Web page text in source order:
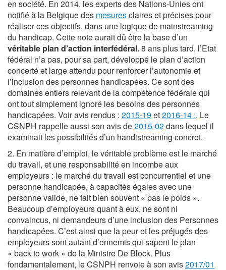
en société. En 2014, les experts des Nations-Unies ont
notifié à la Belgique des mesuresclaires et précises pour
réaliser ces objectifs, dans une logique de mainstreaming
du handicap. Cette note aurait dû être la base d’un
véritable plan d’action interfédéral.8 ans plus tard, l’Etat
fédéral n’a pas, pour sa part, développé le plan d’action
concerté et large attendu pour renforcer l’autonomie et
l’inclusion des personnes handicapées. Ce sont des
domaines entiers relevant de la compétence fédérale qui
ont tout simplement ignoré les besoins des personnes
handicapées. Voir avis rendus : 2015-19et2016-14 :. Le
CSNPH rappelle aussi son avis de2015-02dans lequel il
examinait les possibilités d’un handistreaming concret.
2. En matière d’emploi, le véritable problème est le marché
du travail, et une responsabilité en incombe aux
employeurs : le marché du travail est concurrentiel et une
personne handicapée, à capacités égales avec une
personne valide, ne fait bien souvent « pas le poids ».
Beaucoup d’employeurs quant à eux, ne sont ni
convaincus, ni demandeurs d’une inclusion des Personnes
handicapées. C’est ainsi que la peur et les préjugés des
employeurs sont autant d’ennemis qui sapent le plan
« back to work » de la Ministre De Block. Plus
fondamentalement, le CSNPH renvoie à son avis2017/01